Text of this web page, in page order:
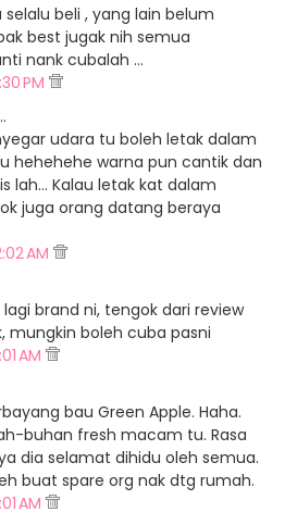
beli , yang lain belum
best jugak nih semua
nank cubalah ...
PM
udara tu boleh letak dalam
hehehehe warna pun cantik dan
lah... Kalau letak kat dalam
juga orang datang beraya
AM
brand ni, tengok dari review
mungkin boleh cuba pasni
AM
bau Green Apple. Haha.
buhan fresh macam tu. Rasa
dia selamat dihidu oleh semua.
buat spare org nak dtg rumah.
AM